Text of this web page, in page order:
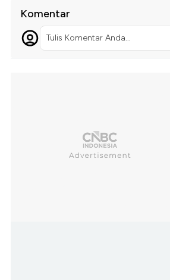
Komentar
Tulis Komentar Anda...